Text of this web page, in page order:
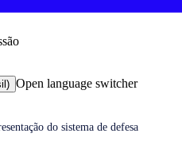
Open language switcher
do sistema de defesa